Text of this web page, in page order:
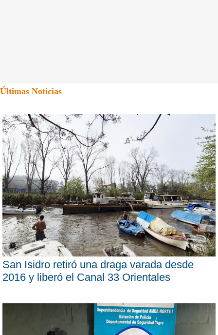
Últimas Noticias
San Isidro retiró una draga varada desde
2016 y liberó el Canal 33 Orientales